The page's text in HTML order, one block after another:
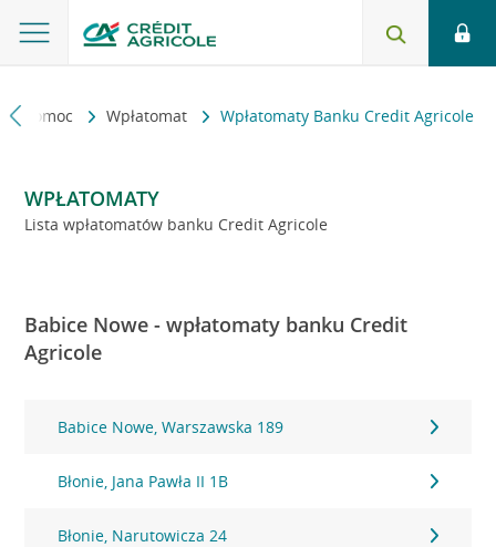
i pomoc Wpłatomat Wpłatomaty Banku Credit Agricole
WPŁATOMATY
Lista wpłatomatów banku Credit Agricole
Babice Nowe - wpłatomaty banku Credit
Agricole
Babice Nowe, Warszawska 189
Błonie, Jana Pawła II 1B
Błonie, Narutowicza 24